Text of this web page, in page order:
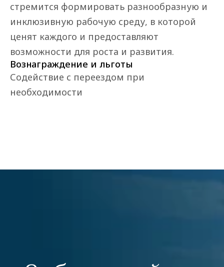
стремится формировать разнообразную и
инклюзивную рабочую среду, в которой
ценят каждого и предоставляют
возможности для роста и развития.
Вознаграждение и льготы
Содействие с переездом при
необходимости